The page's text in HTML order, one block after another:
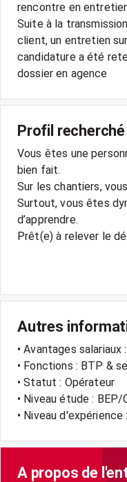
rencontre en
Suite à la
client, un entretien
candidature a été
Profil recherché
Vous êtes une
bien fait.
Sur les chantiers,
Surtout, vous êtes
d’apprendre.
Prêt(e) à relever le
Autres
• Avantages salariaux
• Fonctions : BTP &
• Statut : Opérateur
• Niveau étude : BEP/
• Niveau d'expérience
A propos de